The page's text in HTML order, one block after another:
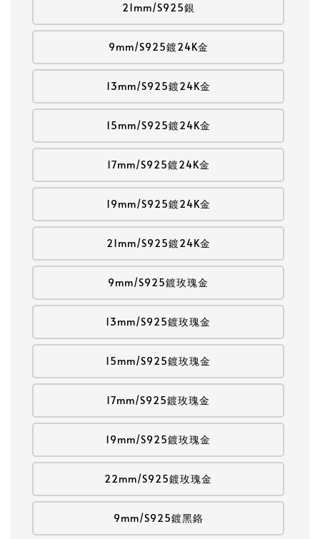
21mm/S925銀
9mm/S925鍍24K金
13mm/S925鍍24K金
15mm/S925鍍24K金
17mm/S925鍍24K金
19mm/S925鍍24K金
21mm/S925鍍24K金
9mm/S925鍍玫瑰金
13mm/S925鍍玫瑰金
15mm/S925鍍玫瑰金
17mm/S925鍍玫瑰金
19mm/S925鍍玫瑰金
22mm/S925鍍玫瑰金
9mm/S925鍍黑鉻